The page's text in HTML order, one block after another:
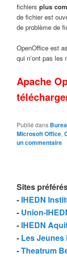
fichiersplus
de fichier est
de problème de
OpenOffice est
qui n’ont pas les
Apache
Publié dans
Microsoft Office,
un commentaire
Sites
- IHEDN
- Union-
- IHEDN
- Les Jeunes
-Theatrum